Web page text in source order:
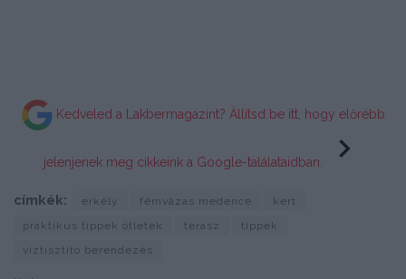
Kedveled a Lakbermagazint? Állítsd be itt, hogy előrébb
jelenjenek meg cikkeink a Google-találataidban.
címkék: erkély fémvázas medence
kert
praktikus tippek ötletek
terasz
tippek
víztisztító berendezés